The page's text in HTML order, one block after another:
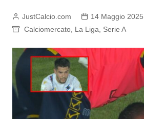
JustCalcio.com
14 Maggio 2025
Calciomercato, La Liga Serie A